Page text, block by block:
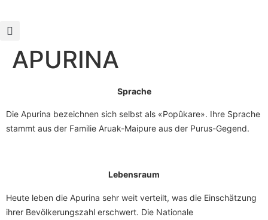
APURINA
Sprache
Die Apurina bezeichnen sich selbst als «Popûkare». Ihre Sprache
stammt aus der Familie Aruak-Maipure aus der Purus-Gegend.
Lebensraum
Heute leben die Apurina sehr weit verteilt, was die Einschätzung
ihrer Bevölkerungszahl erschwert. Die Nationale